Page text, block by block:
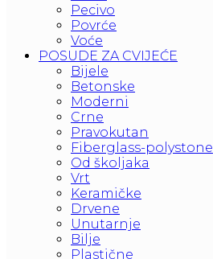
Pecivo
Povrće
Voće
POSUDE ZA CVIJEĆE
Bijele
Betonske
Moderni
Crne
Pravokutan
Fiberglass-polystone
Od školjaka
Vrt
Keramičke
Drvene
Unutarnje
Bilje
Plastične